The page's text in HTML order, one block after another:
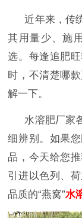
近年来，传
其用量少、施
选。每逢追肥
时，不清楚哪
解一下。
水溶肥厂家
细辨别。如果
品，今天给您
引进以色列、
品质的“燕窝”水